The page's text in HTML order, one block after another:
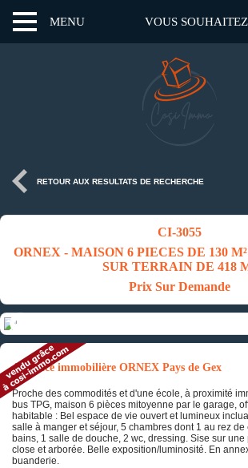
MENU VOUS
RETOUR AUX RESULTATS DE RECHERCHE
CI-3055
ORNEX - MAISON 6 PIECES DE 130
SUR TERRAIN DE 418
Prix Sur Demande
Annonce immobilière ORNEX Pays de Gex
Proche des commodités et d'une école, à proximité
bus TPG, maison 6 pièces mitoyenne par le garage,
habitable : Bel espace de vie ouvert et lumineux
salle à manger et séjour, 5 chambres dont 1 au rez
bains, 1 salle de douche, 2 wc, dressing. Sise sur
close et arborée. Belle exposition/luminosité. En
buanderie.